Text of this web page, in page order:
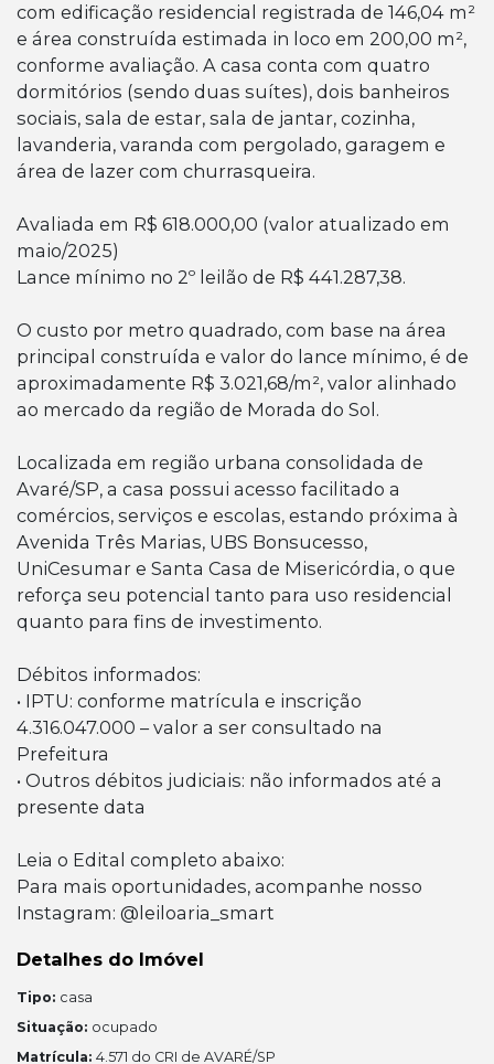
com edificação residencial registrada de 146,04 m²
e área construída estimada in loco em 200,00 m²,
conforme avaliação. A casa conta com quatro
dormitórios (sendo duas suítes), dois banheiros
sociais, sala de estar, sala de jantar, cozinha,
lavanderia, varanda com pergolado, garagem e
área de lazer com churrasqueira.
Avaliada em R$ 618.000,00 (valor atualizado em
maio/2025)
Lance mínimo no 2º leilão de R$ 441.287,38.
O custo por metro quadrado, com base na área
principal construída e valor do lance mínimo, é de
aproximadamente R$ 3.021,68/m², valor alinhado
ao mercado da região de Morada do Sol.
Localizada em região urbana consolidada de
Avaré/SP, a casa possui acesso facilitado a
comércios, serviços e escolas, estando próxima à
Avenida Três Marias, UBS Bonsucesso,
UniCesumar e Santa Casa de Misericórdia, o que
reforça seu potencial tanto para uso residencial
quanto para fins de investimento.
Débitos informados:
• IPTU: conforme matrícula e inscrição
4.316.047.000 – valor a ser consultado na
Prefeitura
• Outros débitos judiciais: não informados até a
presente data
Leia o Edital completo abaixo:
Para mais oportunidades, acompanhe nosso
Instagram: @leiloaria_smart
Detalhes do Imóvel
Tipo: casa
Situação: ocupado
Matrícula: 4.571 do CRI de AVARÉ/SP